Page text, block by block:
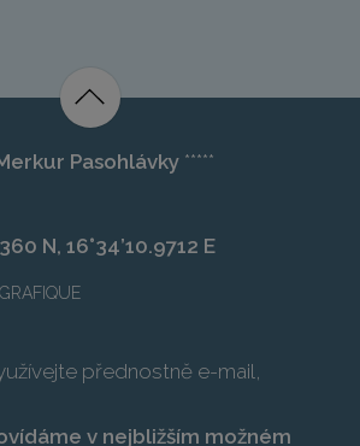
Pasohlávky *****
N, 16°34’10.9712 E
GRAFIQUE
přednostně e-mail,
v nejbližším možném